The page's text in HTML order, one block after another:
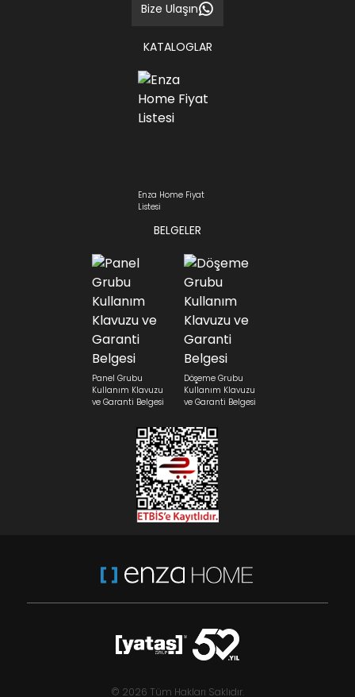
Bize Ulaşın
KATALOGLAR
Enza Home Fiyat
Listesi
BELGELER
Panel Grubu
Kullanım Klavuzu
ve Garanti Belgesi
Döşeme Grubu
Kullanım Klavuzu
ve Garanti Belgesi
© 2026 Tüm Hakları Saklıdır.